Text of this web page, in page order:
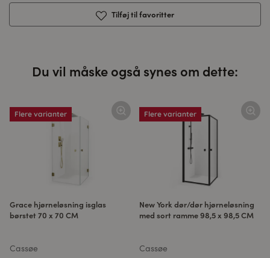
Tilføj til favoritter
Du vil måske også synes om dette:
Flere varianter
Grace hjørneløsning isglas
børstet 70 x 70 CM
Cassøe
Flere varianter
New York dør/dør hjørneløsning
med sort ramme 98,5 x 98,5 CM
Cassøe